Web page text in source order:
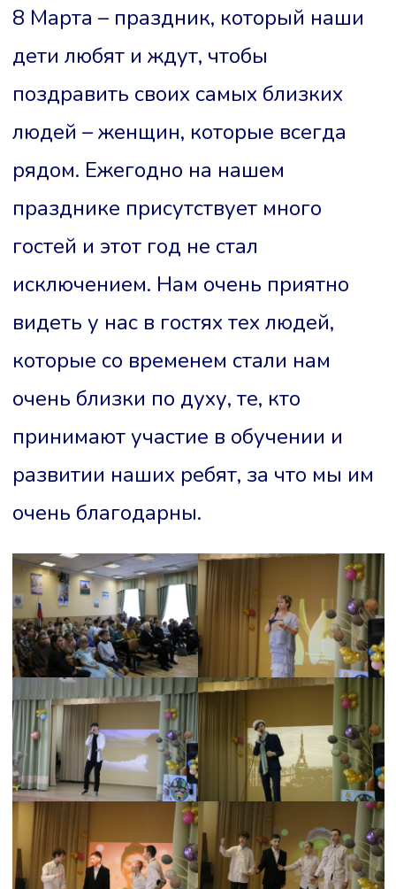
8 Марта – праздник, который наши
дети любят и ждут, чтобы
поздравить своих самых близких
людей – женщин, которые всегда
рядом. Ежегодно на нашем
празднике присутствует много
гостей и этот год не стал
исключением. Нам очень приятно
видеть у нас в гостях тех людей,
которые со временем стали нам
очень близки по духу, те, кто
принимают участие в обучении и
развитии наших ребят, за что мы им
очень благодарны.